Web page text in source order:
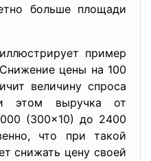
больше площади
пример
цены на 100
величину спроса
выручка от
(300×10) до 2400
что при такой
снижать цену своей